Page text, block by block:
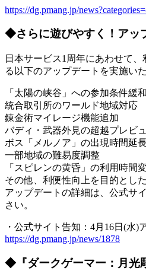
https://dg.pmang.jp/
◆さらに遊びやすく！アッ
日本サービス1周年にあわせて
る以下のアップデートを実施い
「太陽の峡谷」への参加条件緩和
統合取引所のワールド地域対応
錬金術マイレージ機能追加
バディ・武器外見の超越プレビ
ボス「メルノア」の出現時間延
一部地域の難易度調整
「スピレンの黄昏」の利用時間
その他、利便性向上を目的とし
アップデートの詳細は、公式サ
さい。
・公式サイト告知：4月16日(水)
https://dg.pmang.jp/news/1878
◆『ダークゲーマー：月光